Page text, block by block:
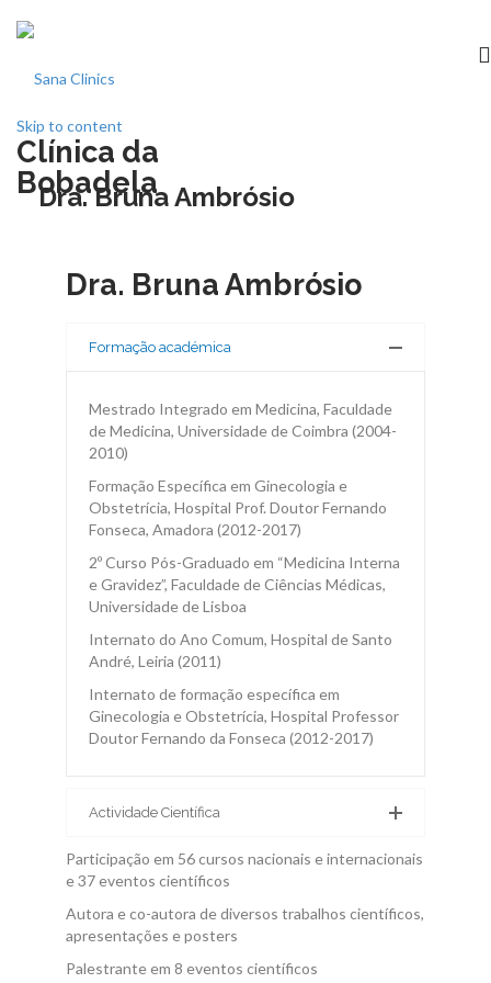
Clínica da
Bobadela
Skip to content
Início
Especialidades
Medicina dentária
Equipa
Contactos
Dra. Bruna Ambrósio
Dra. Bruna Ambrósio
Formação académica
Mestrado Integrado em Medicina, Faculdade
de Medicina, Universidade de Coimbra (2004-
2010)
Formação Específica em Ginecologia e
Obstetrícia, Hospital Prof. Doutor Fernando
Fonseca, Amadora (2012-2017)
2º Curso Pós-Graduado em “Medicina Interna
e Gravidez”, Faculdade de Ciências Médicas,
Universidade de Lisboa
Internato do Ano Comum, Hospital de Santo
André, Leiria (2011)
Internato de formação específica em
Ginecologia e Obstetrícia, Hospital Professor
Doutor Fernando da Fonseca (2012-2017)
Actividade Científica
Participação em 56 cursos nacionais e internacionais
e 37 eventos científicos
Autora e co-autora de diversos trabalhos científicos,
apresentações e posters
Palestrante em 8 eventos científicos